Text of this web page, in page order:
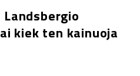
kiek ten kainuoja